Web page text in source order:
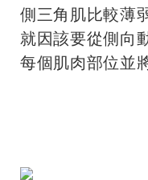
側三角肌比較薄
就因該要從側向
每個肌肉部位並